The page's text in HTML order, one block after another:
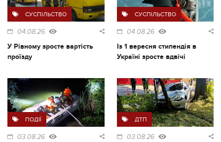
СУСПІЛЬСТВО
04.08.26
У Рівному зросте вартість
проїзду
СУСПІЛЬСТВО
04.08.26
Із 1 вересня стипендія в
Україні зросте вдвічі
ПОДІЇ
03.08.26
ДТП
03.08.26